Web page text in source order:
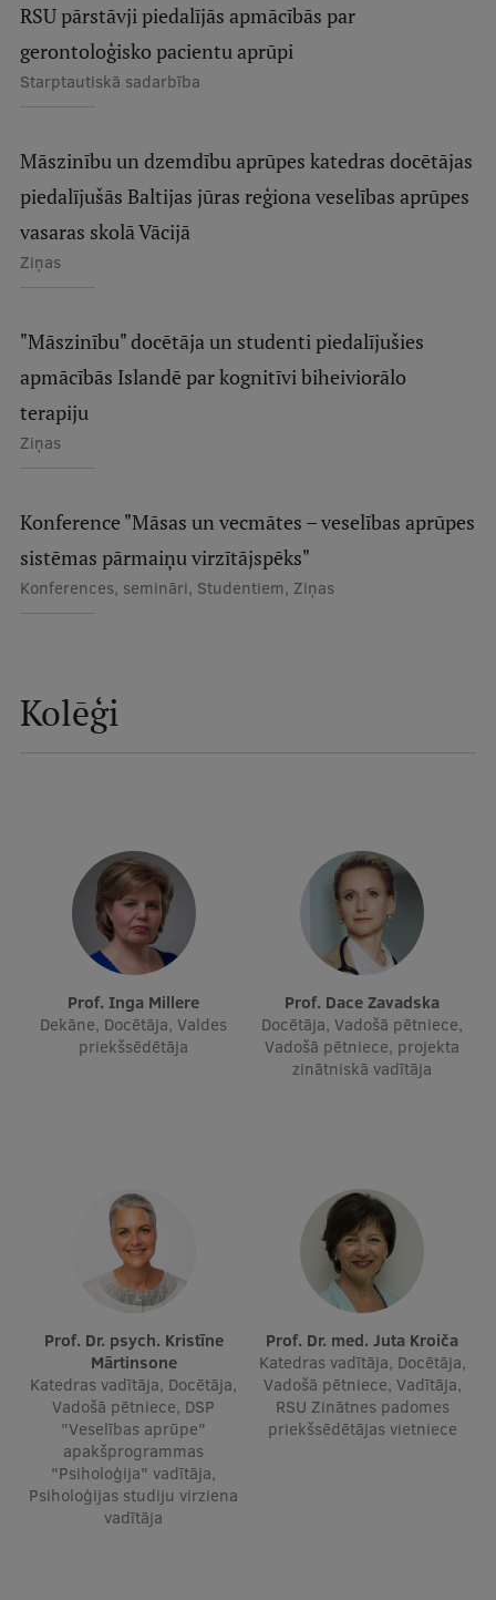
RSU fonds
Aula
Projekti
Reitingi
Virtuālā tūre
Studiju un vides pieejamība
Dati par 2025. gadu
Suvenīri un grāmatas
Mūžizglītība
Sagatavošanas kursi
Kvalifikācijas atbilstības pārbaude
Pētniecība
Zinātniskie institūti un laboratorijas
Zinātnes ietekme
Pētniecības platformas
Doktorantūras skola
Pētniecības pakalpojumi
Pētniecības projekti
Zinātnieku brokastis
Vertikāli integrētie projekti
Zinātniskās konferences
RSU pārstāvji piedalījās apmācībās par
gerontoloģisko pacientu aprūpi
Starptautiskā sadarbība
Māszinību un dzemdību aprūpes katedras docētājas
piedalījušās Baltijas jūras reģiona veselības aprūpes
vasaras skolā Vācijā
Ziņas
"Māszinību" docētāja un studenti piedalījušies
apmācībās Islandē par kognitīvi biheiviorālo
terapiju
Ziņas
Konference "Māsas un vecmātes – veselības aprūpes
sistēmas pārmaiņu virzītājspēks"
Konferences, semināri, Studentiem, Ziņas
Kolēģi
Prof. Inga Millere
Dekāne, Docētāja, Valdes
priekšsēdētāja
Prof. Dace Zavadska
Docētāja, Vadošā pētniece,
Vadošā pētniece, projekta
zinātniskā vadītāja
Prof. Dr. psych. Kristīne
Mārtinsone
Katedras vadītāja, Docētāja,
Vadošā pētniece, DSP
"Veselības aprūpe"
apakšprogrammas
"Psiholoģija" vadītāja,
Psiholoģijas studiju virziena
vadītāja
Prof. Dr. med. Juta Kroiča
Katedras vadītāja, Docētāja,
Vadošā pētniece, Vadītāja,
RSU Zinātnes padomes
priekšsēdētājas vietniece